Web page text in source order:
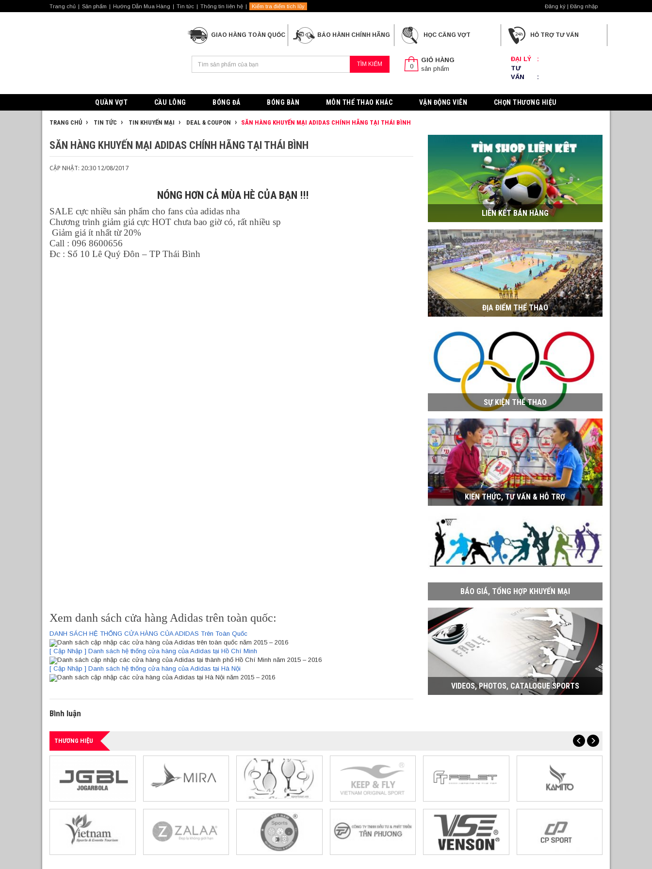
Trang chủ Sản phẩm Hướng Dẫn Mua Hàng Tin tức Thông tin liên hệ Kiểm tra điểm tích lũy Đăng ký | Đăng nhập
GIAO HÀNG TOÀN QUỐC BẢO HÀNH CHÍNH HÃNG HỌC CĂNG VỢT HỖ TRỢ TƯ VẤN
TÌM KIẾM 0
GIỎ HÀNG
sản phẩm
ĐẠI LÝ
:
TƯ
VẤN
:
QUẦN VỢT CẦU LÔNG BÓNG ĐÁ BÓNG BÀN MÔN THỂ THAO KHÁC VẬN ĐỘNG VIÊN CHỌN THƯƠNG HIỆU
TRANG CHỦ TIN TỨC TIN KHUYẾN MẠI DEAL & COUPON SĂN HÀNG KHUYẾN MẠI ADIDAS CHÍNH HÃNG TẠI THÁI BÌNH
SĂN HÀNG KHUYẾN MẠI ADIDAS CHÍNH HÃNG TẠI THÁI BÌNH
CẬP NHẬT: 20:30 12/08/2017
NÓNG HƠN CẢ MÙA HÈ CỦA BẠN !!!
SALE cực nhiều sản phẩm cho fans của adidas nha
Chương trình giảm giá cực HOT chưa bao giờ có, rất nhiều sp
Giảm giá ít nhất từ 20%
Call : 096 8600656
Đc : Số 10 Lê Quý Đôn – TP Thái Bình
Xem danh sách cửa hàng Adidas trên toàn quốc:
DANH SÁCH HỆ THỐNG CỬA HÀNG CỦA ADIDAS Trên Toàn Quốc
Danh sách cập nhập các cửa hàng của Adidas trên toàn quốc năm 2015 – 2016
[ Cập Nhập ] Danh sách hệ thống cửa hàng của Adidas tại Hồ Chí Minh
Danh sách cập nhập các cửa hàng của Adidas tại thành phố Hồ Chí Minh năm 2015 – 2016
[ Cập Nhập ] Danh sách hệ thống cửa hàng của Adidas tại Hà Nội
Danh sách cập nhập các cửa hàng của Adidas tại Hà Nội năm 2015 – 2016
Bình luận
LIÊN KẾT BÁN HÀNG
ĐỊA ĐIỂM THỂ THAO
SỰ KIỆN THỂ THAO
KIẾN THỨC, TƯ VẤN & HỖ TRỢ
BÁO GIÁ, TỔNG HỢP KHUYẾN MẠI
VIDEOS, PHOTOS, CATALOGUE SPORTS
THƯƠNG HIỆU